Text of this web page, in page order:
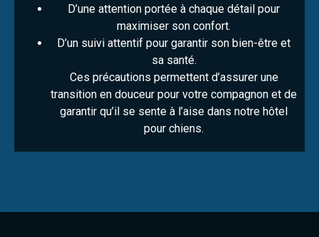
D’une attention portée à chaque détail pour
maximiser son confort.
D’un suivi attentif pour garantir son bien-être et
sa santé.
Ces précautions permettent d’assurer une
transition en douceur pour votre compagnon et de
garantir qu’il se sente à l’aise dans notre hôtel
pour chiens.